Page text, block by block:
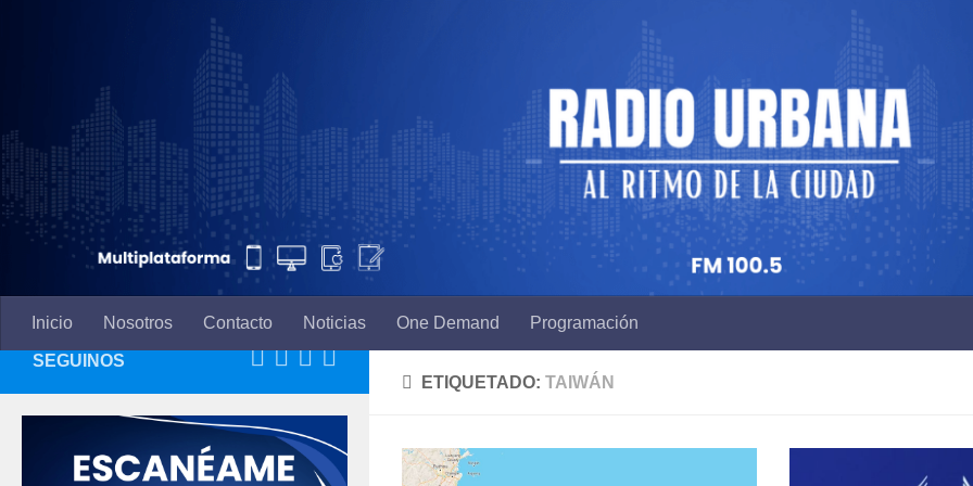
Inicio Nosotros Contacto Noticias One Demand Programación
ETIQUETADO: TAIWÁN
SEGUINOS